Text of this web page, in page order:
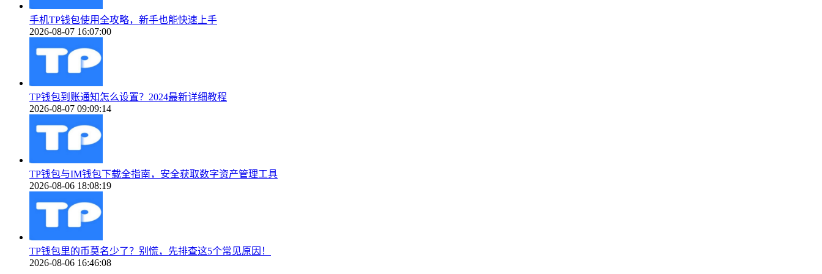
手机TP钱包使用全攻略，新手也能快速上手
2026-08-07 16:07:00
TP钱包到账通知怎么设置？2024最新详细教程
2026-08-07 09:09:14
TP钱包与IM钱包下载全指南，安全获取数字资产管理工具
2026-08-06 18:08:19
TP钱包里的币莫名少了？别慌，先排查这5个常见原因！
2026-08-06 16:46:08